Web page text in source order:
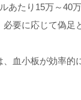
あたり15万～40
必要に応じて偽
血小板が効率的